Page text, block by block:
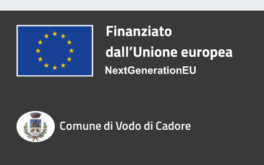
Comune di Vodo di Cadore